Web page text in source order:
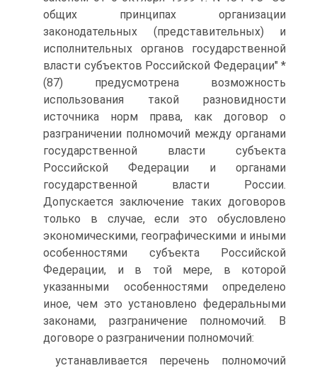
общих принципах организации
законодательных (представительных) и
исполнительных органов государственной
власти субъектов Российской Федерации" *
(87) предусмотрена возможность
использования такой разновидности
источника норм права, как договор о
разграничении полномочий между органами
государственной власти субъекта
Российской Федерации и органами
государственной власти России.
Допускается заключение таких договоров
только в случае, если это обусловлено
экономическими, географическими и иными
особенностями субъекта Российской
Федерации, и в той мере, в которой
указанными особенностями определено
иное, чем это установлено федеральными
законами, разграничение полномочий. В
договоре о разграничении полномочий:
устанавливается перечень полномочий